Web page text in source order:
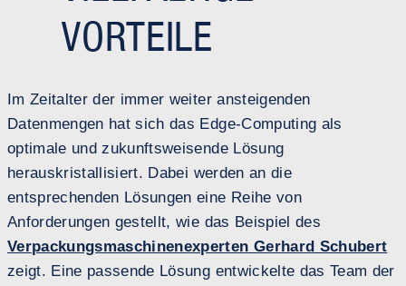
VORTEILE
Im Zeitalter der immer weiter ansteigenden
Datenmengen hat sich das Edge-Computing als
optimale und zukunftsweisende Lösung
herauskristallisiert. Dabei werden an die
entsprechenden Lösungen eine Reihe von
Anforderungen gestellt, wie das Beispiel des
Verpackungsmaschinenexperten Gerhard Schubert
zeigt. Eine passende Lösung entwickelte das Team der